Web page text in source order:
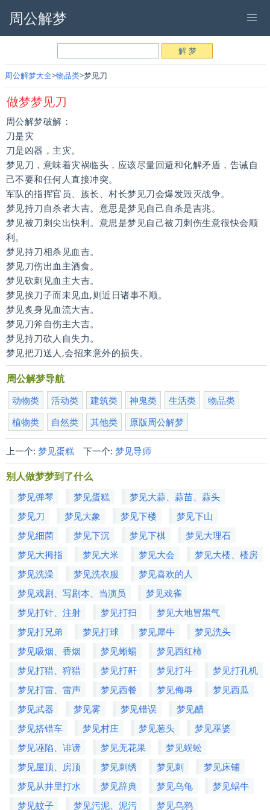
周公解梦
周公解梦大全 物品类 梦见刀
做梦梦见刀
周公解梦破解：
刀是灾
刀是凶器，主灾。
梦见刀，意味着灾祸临头，应该尽量回避和化解矛盾，告诫自
己不要和任何人直接冲突。
军队的指挥官员、族长、村长梦见刀会爆发毁灭战争。
梦见持刀自杀者大吉。意思是梦见自己自杀是吉兆。
梦见被刀刺尖出快利。意思是梦见自己被刀刺伤生意很快会顺
利。
梦见持刀相杀见血吉。
梦见刀伤出血主酒食。
梦见砍刺见血主大吉。
梦见挨刀子而未见血,则近日诸事不顺。
梦见炙身见血流大吉。
梦见刀斧自伤主大吉。
梦见持刀砍人自失力。
梦见把刀送人,会招来意外的损失。
周公解梦导航
动物类 活动类 建筑类 神鬼类 生活类
物品类
植物类
自然类 其他类 原版周公解梦
上一个: 梦见蛋糕下一个: 梦见导师
别人做梦梦到了什么
梦见弹琴 梦见蛋糕
梦见大蒜、蒜苗、蒜头
梦见刀
梦见大象 梦见下楼
梦见下山
梦见细菌
梦见下沉 梦见下棋
梦见大理石
梦见大拇指
梦见大米 梦见大会
梦见大楼、楼房
梦见洗澡
梦见洗衣服
梦见喜欢的人
梦见戏剧、写剧本、当演员
梦见戏雀
梦见打针、注射
梦见打扫
梦见大地冒黑气
梦见打兄弟
梦见打球 梦见犀牛
梦见洗头
梦见吸烟、香烟
梦见蜥蝪
梦见西红柿
梦见打猎、狩猎
梦见打鼾 梦见打斗
梦见打孔机
梦见打雷、雷声
梦见西餐 梦见侮辱
梦见西瓜
梦见武器
梦见雾 梦见错误
梦见醋
梦见搭错车
梦见村庄 梦见葱头
梦见巫婆
梦见诬陷、诽谤
梦见无花果
梦见蜈蚣
梦见屋顶、房顶
梦见刺绣 梦见刺
梦见床铺
梦见从井里打水
梦见辞典 梦见乌龟
梦见蜗牛
梦见蚊子
梦见污泥、泥污 梦见乌鸦